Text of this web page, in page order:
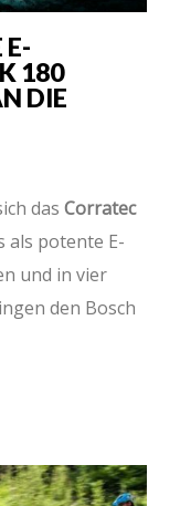
E-
180
DIE
das Corratec
als potente E-
und in vier
den Bosch